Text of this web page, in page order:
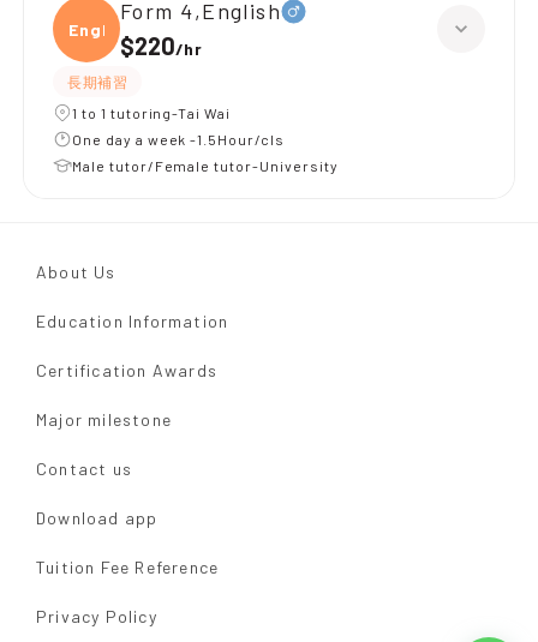
Engli
Form 4,English
$220/hr
長期補習
1 to 1 tutoring-Tai Wai
One day a week -1.5Hour/cls
Male tutor/Female tutor-University
About Us
Education Information
Certification Awards
Major milestone
Contact us
Download app
Tuition Fee Reference
Privacy Policy